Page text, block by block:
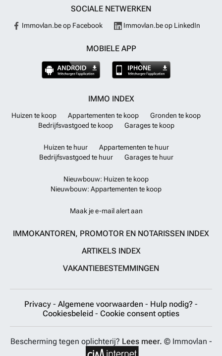
SOCIALE NETWERKEN
Immovlan.be op Facebook Immovlan.be op LinkedIn
MOBIELE APP
IMMO INDEX
Huizen te koop Appartementen te koop
Gronden te koop
Bedrijfsvastgoed te koop
Garages te koop
Huizen te huur
Appartementen te huur
Bedrijfsvastgoed te huur
Garages te huur
Nieuwbouw: Huizen te koop
Nieuwbouw: Appartementen te koop
Maak je e-mail alert aan
IMMOKANTOREN, PROMOTOR EN NOTARISSEN INDEX
ARTIKELS INDEX
VAKANTIEBESTEMMINGEN
Privacy - Algemene voorwaarden - Hulp nodig? -
Cookiesbeleid - Cookie consent opties
Bescherming tegen oplichterij? Lees meer. © Immovlan -